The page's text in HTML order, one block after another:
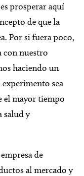
prosperar aquí
de que la
Por si fuera poco,
con nuestro
haciendo un
sea
el mayor tiempo
salud y
de
al mercado y